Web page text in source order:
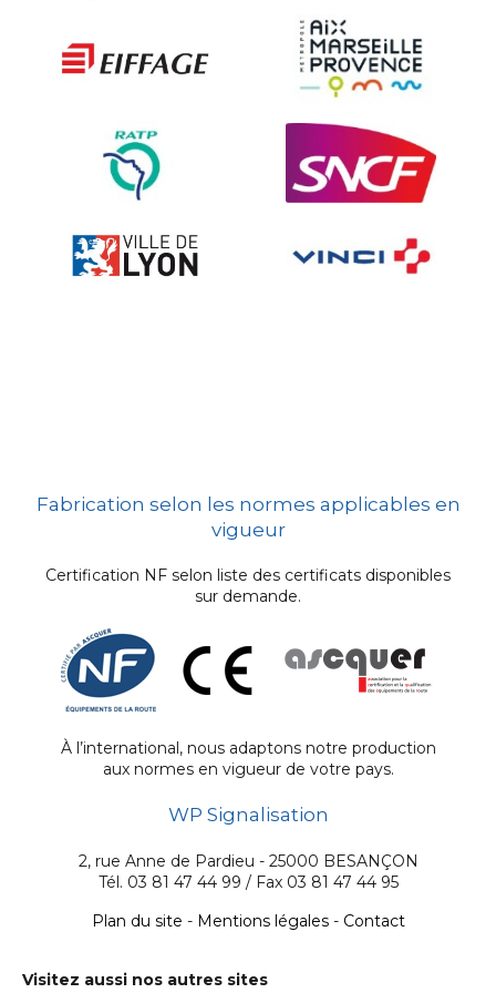
Les techniques de dissuasion
Ville fleurie, village fleuri
Signalisation embarquée
Fabrication selon les normes applicables en
vigueur
Certification NF selon liste des certificats disponibles
sur demande.
À l’international, nous adaptons notre production
aux normes en vigueur de votre pays.
WP Signalisation
2, rue Anne de Pardieu - 25000 BESANÇON
Tél. 03 81 47 44 99 / Fax 03 81 47 44 95
Plan du site - Mentions légales- Contact
Visitez aussi nos autres sites